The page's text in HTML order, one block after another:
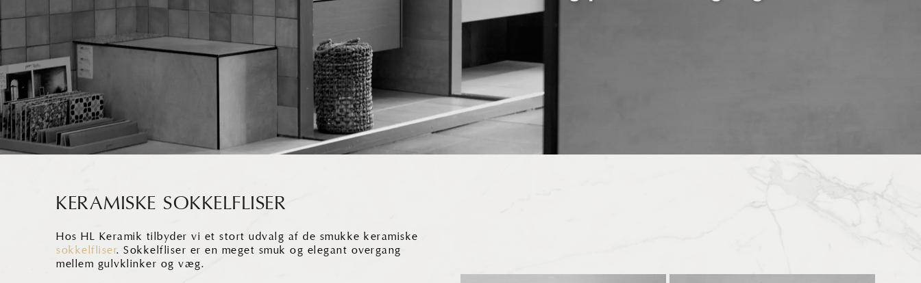
KERAMISKE SOKKELFLISER
Hos HL Keramik tilbyder vi et stort udvalg af de smukke keramiske
sokkelfliser. Sokkelfliser er en meget smuk og elegant overgang
mellem gulvklinker og væg.